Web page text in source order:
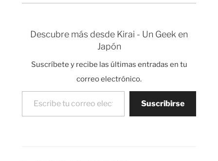
Sony y de otras
japonesas, han comido
Descubre más desde Kirai - Un Geek en
Japón
Suscríbete y recibe las últimas entradas en tu
correo electrónico.
Escribe tu correo electrónico…
Suscribirse